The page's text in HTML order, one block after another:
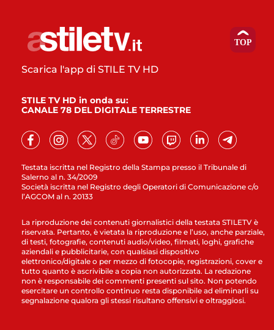
Testata iscritta nel Registro della Stampa presso il Tribunale di
Salerno al n. 34/2009
Società iscritta nel Registro degli Operatori di Comunicazione c/o
l’AGCOM al n. 20133
Scarica l'app di STILE TV HD
STILE TV HD in onda su:
CANALE 78 DEL DIGITALE TERRESTRE
La riproduzione dei contenuti giornalistici della testata STILETV è
riservata. Pertanto, è vietata la riproduzione e l’uso, anche parziale,
di testi, fotografie, contenuti audio/video, filmati, loghi, grafiche
aziendali e pubblicitarie, con qualsiasi dispositivo
elettronico/digitale o per mezzo di fotocopie, registrazioni, cover e
tutto quanto è ascrivibile a copia non autorizzata. La redazione
non è responsabile dei commenti presenti sul sito. Non potendo
esercitare un controllo continuo resta disponibile ad eliminarli su
segnalazione qualora gli stessi risultano offensivi e oltraggiosi.